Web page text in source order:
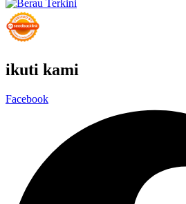
ikuti kami
Facebook